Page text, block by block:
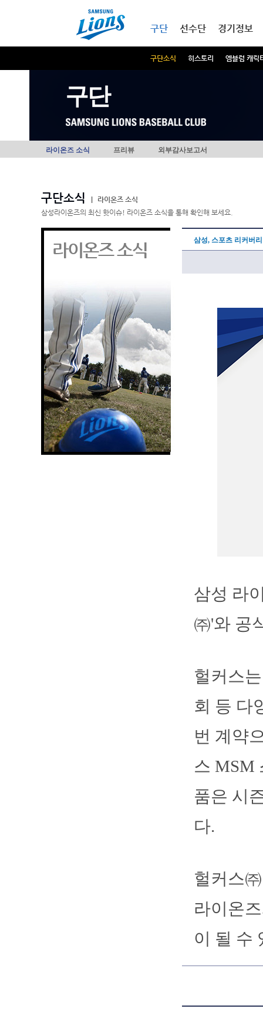
구단
구단소식 히스토리 엠블럼 캐릭
선수단 경기정보
구단
라이온즈 소식 프리뷰 외부감사보고서
구단소식
라이온즈 소식
삼성라이온즈의 최신 핫이슈! 라이온즈 소식을 통해 확인해 보세요.
라이온즈 소식 삼성, 스포츠 리커버
삼성 라
㈜'와 공
헐커스
회 등 다
번 계약
스 MSM
품은 시
다.
헐커스
라이온
이 될 수